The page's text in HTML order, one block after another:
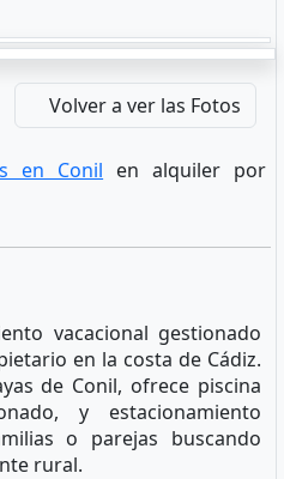
Volver a ver las Fotos
en Conil en alquiler por
vacacional gestionado
en la costa de Cádiz.
de Conil, ofrece piscina
y estacionamiento
o parejas buscando
rural.